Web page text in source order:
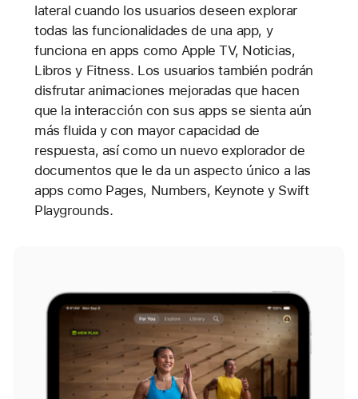
lateral cuando los usuarios deseen explorar
todas las funcionalidades de una app, y
funciona en apps como Apple TV, Noticias,
Libros y Fitness. Los usuarios también podrán
disfrutar animaciones mejoradas que hacen
que la interacción con sus apps se sienta aún
más fluida y con mayor capacidad de
respuesta, así como un nuevo explorador de
documentos que le da un aspecto único a las
apps como Pages, Numbers, Keynote y Swift
Playgrounds.